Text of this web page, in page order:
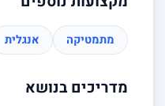
מתמטיקה אנגלית
מדריכים בנושא